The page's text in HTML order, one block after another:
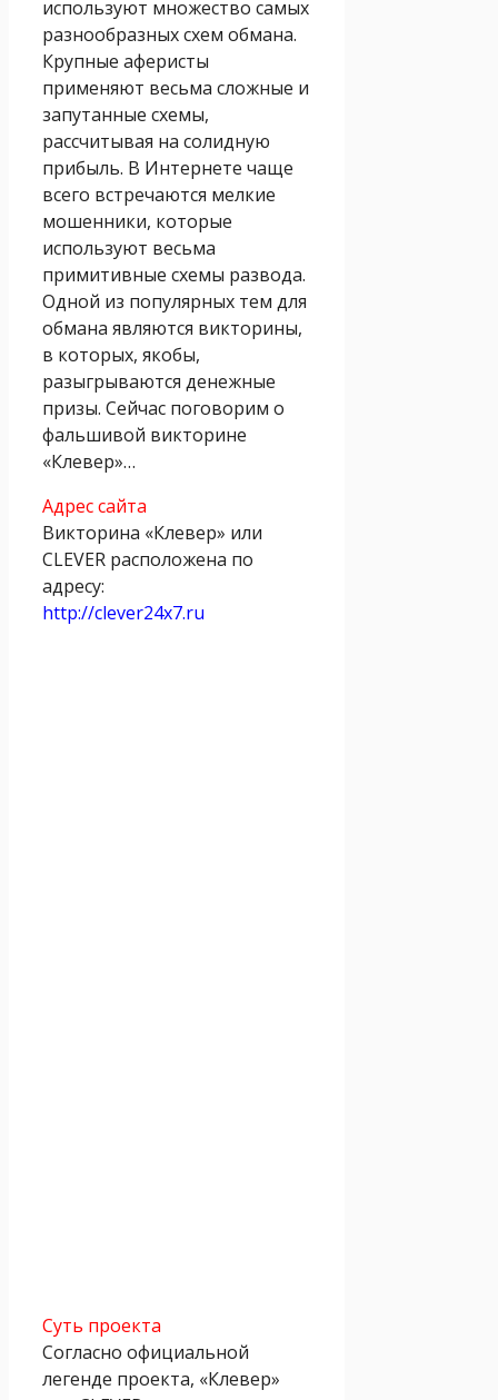
используют множество самых
разнообразных схем обмана.
Крупные аферисты
применяют весьма сложные и
запутанные схемы,
рассчитывая на солидную
прибыль. В Интернете чаще
всего встречаются мелкие
мошенники, которые
используют весьма
примитивные схемы развода.
Одной из популярных тем для
обмана являются викторины,
в которых, якобы,
разыгрываются денежные
призы. Сейчас поговорим о
фальшивой викторине
«Клевер»…
Адрес сайта
Викторина «Клевер» или
CLEVER расположена по
адресу:
http://clever24x7.ru
Суть проекта
Согласно официальной
легенде проекта, «Клевер»